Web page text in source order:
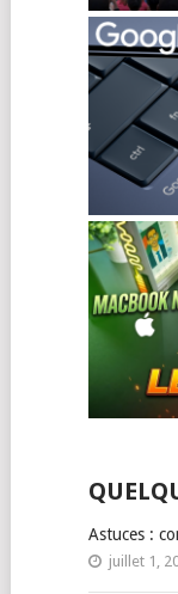
Astuces :
juillet 1,